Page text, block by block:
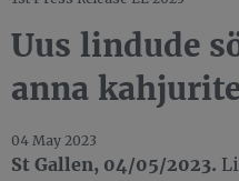
Uus lindude
anna
04 May 2023
St Gallen, 04/05/2023.